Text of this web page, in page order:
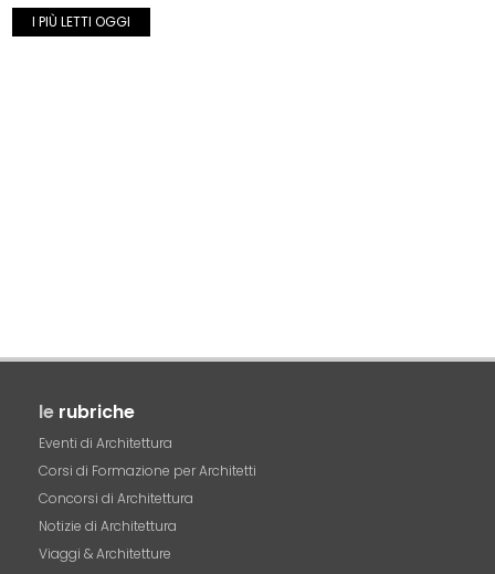
I PIÙ LETTI OGGI
le rubriche
Eventi di Architettura
Corsi di Formazione per Architetti
Concorsi di Architettura
Notizie di Architettura
Viaggi & Architetture